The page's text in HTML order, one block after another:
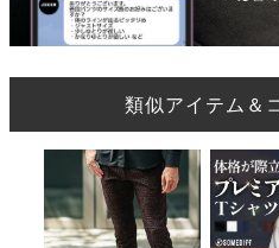
類似アイテム＆